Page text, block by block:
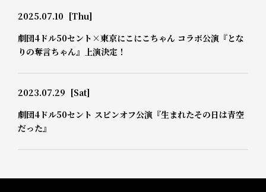
2025.07.10 [Thu]
劇団4ドル50セント×東京にこにこちゃん コラボ公演『とな
りの奪言ちゃん』上演決定！
2023.07.29 [Sat]
劇団4ドル50セント スピンオフ公演『生まれたその日は青空
だった』